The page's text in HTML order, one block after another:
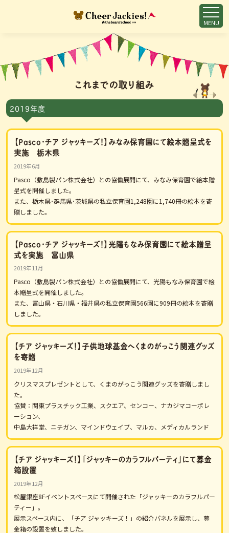
MENU
これまでの取り組み
2019年度
【Pasco・チア ジャッキーズ！】みなみ保育園にて絵本贈呈式を
実施 栃木県
2019年6月
Pasco（敷島製パン株式会社）との協働展開にて、みなみ保育園で絵本贈
呈式を開催しました。
また、栃木県･群馬県･茨城県の私立保育園1,248園に1,740冊の絵本を寄
贈しました。
【Pasco・チア ジャッキーズ！】光陽もなみ保育園にて絵本贈呈
式を実施 富山県
2019年11月
Pasco（敷島製パン株式会社）との協働展開にて、光陽もなみ保育園で絵
本贈呈式を開催しました。
また、富山県・石川県・福井県の私立保育園566園に909冊の絵本を寄贈
しました。
【チア ジャッキーズ！】子供地球基金へくまのがっこう関連グッズ
を寄贈
2019年12月
クリスマスプレゼントとして、くまのがっこう関連グッズを寄贈しまし
た。
協賛：関東プラスチック工業、スクエア、センコー、ナカジマコーポレ
ーション、
中島大祥堂、ニチガン、マインドウェイブ、マルカ、メディカルランド
【チア ジャッキーズ！】「ジャッキーのカラフルパーティ」にて募金
箱設置
2019年12月
松屋銀座8Fイベントスペースにて開催された「ジャッキーのカラフルパー
ティー」。
展示スペース内に、「チア ジャッキーズ！」の紹介パネルを展示し、募
金箱の設置を致しました。